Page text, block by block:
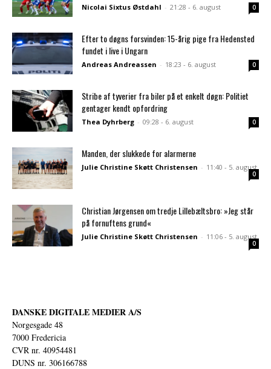
Nicolai Sixtus Østdahl - 21:28 - 6. august 0
Efter to døgns forsvinden: 15-årig pige fra Hedensted
fundet i live i Ungarn
Andreas Andreassen - 18:23 - 6. august 0
Stribe af tyverier fra biler på et enkelt døgn: Politiet
gentager kendt opfordring
Thea Dyhrberg - 09:28 - 6. august 0
Manden, der slukkede for alarmerne
Julie Christine Skøtt Christensen - 11:40 - 5. august
0
Christian Jørgensen om tredje Lillebæltsbro: »Jeg står
på fornuftens grund«
Julie Christine Skøtt Christensen - 11:06 - 5. august
0
DANSKE DIGITALE MEDIER A/S
Norgesgade 48
7000 Fredericia
CVR nr. 40954481
DUNS nr. 306166788